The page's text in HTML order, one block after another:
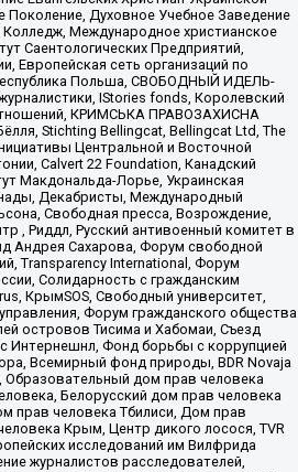
Поколение, Духовное Учебное Заведение
Международное христианское
Саентологических Предприятий,
Европейская сеть организаций по
Польша, СВОБОДНЫЙ ИДЕЛЬ-
IStories fonds, Королевский
КРИМСЬКА ПРАВОЗАХИСНА
Stichting Bellingcat, Bellingcat Ltd, The
Центральной и Восточной
Calvert 22 Foundation, Канадский
Макдональда-Лорье, Украинская
Декабристы, Международный
Свободная пресса, Возрождение,
, Риддл, Русский антивоенный комитет в
Андрея Сахарова, Форум свободной
Transparеncy International, Форум
Солидарность с гражданским
КрымSOS, Свободный университет,
Форум гражданского общества
островов Тисима и Хабомаи, Съезд
Интернешнл, Фонд борьбы с коррупцией
Всемирный фонд природы, BDR Novaja
Образовательный дом прав человека
Белорусский дом прав человека
прав человека Тбилиси, Дом прав
Крым, Центр дикого лосося, TVR
исследований им Вилфрида
журналистов расследователей,